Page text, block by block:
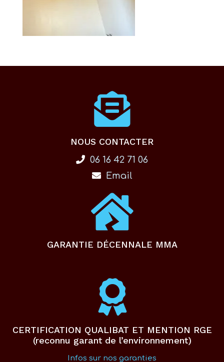
NOUS CONTACTER
06 16 42 71 06
Email
GARANTIE DÉCENNALE MMA
CERTIFICATION QUALIBAT ET MENTION RGE
(reconnu garant de l’environnement)
Infos sur nos garanties